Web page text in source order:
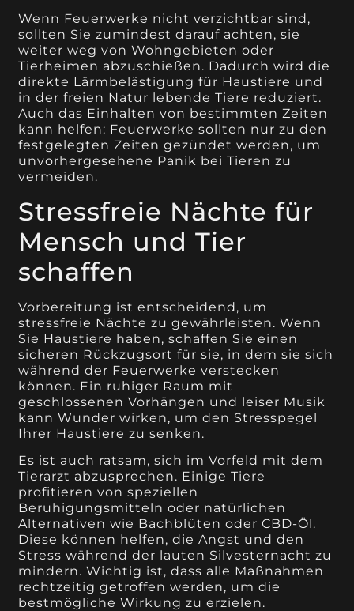
Wenn Feuerwerke nicht verzichtbar sind,
sollten Sie zumindest darauf achten, sie
weiter weg von Wohngebieten oder
Tierheimen abzuschießen. Dadurch wird die
direkte Lärmbelästigung für Haustiere und
in der freien Natur lebende Tiere reduziert.
Auch das Einhalten von bestimmten Zeiten
kann helfen: Feuerwerke sollten nur zu den
festgelegten Zeiten gezündet werden, um
unvorhergesehene Panik bei Tieren zu
vermeiden.
Stressfreie Nächte für
Mensch und Tier
schaffen
Vorbereitung ist entscheidend, um
stressfreie Nächte zu gewährleisten. Wenn
Sie Haustiere haben, schaffen Sie einen
sicheren Rückzugsort für sie, in dem sie sich
während der Feuerwerke verstecken
können. Ein ruhiger Raum mit
geschlossenen Vorhängen und leiser Musik
kann Wunder wirken, um den Stresspegel
Ihrer Haustiere zu senken.
Es ist auch ratsam, sich im Vorfeld mit dem
Tierarzt abzusprechen. Einige Tiere
profitieren von speziellen
Beruhigungsmitteln oder natürlichen
Alternativen wie Bachblüten oder CBD-Öl.
Diese können helfen, die Angst und den
Stress während der lauten Silvesternacht zu
mindern. Wichtig ist, dass alle Maßnahmen
rechtzeitig getroffen werden, um die
bestmögliche Wirkung zu erzielen.